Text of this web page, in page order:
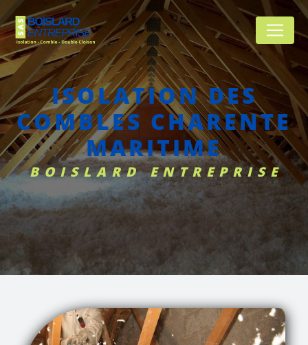
ISOLATION DES
COMBLES CHARENTE
MARITIME
BOISLARD ENTREPRISE
Panneau de gestion des cookies